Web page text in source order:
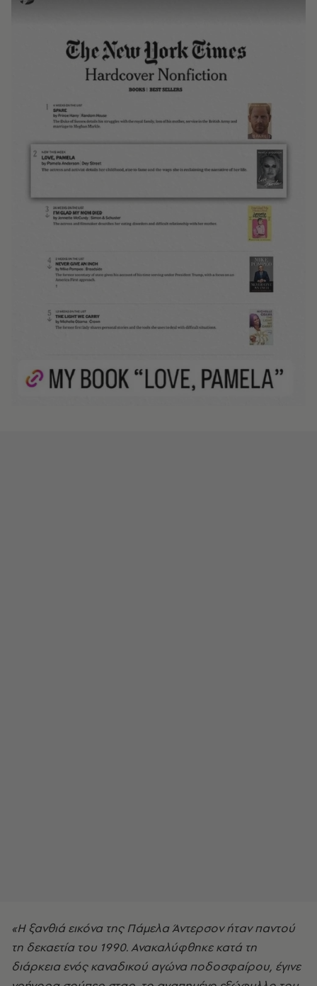
«Η ξανθιά εικόνα της Πάμελα Άντερσον ήταν παντού
τη δεκαετία του 1990. Ανακαλύφθηκε κατά τη
διάρκεια ενός καναδικού αγώνα ποδοσφαίρου, έγινε